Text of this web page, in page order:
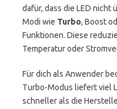
dafür, dass die LED nicht
Modi wie Turbo, Boost
Funktionen. Diese
Temperatur oder
Für dich als Anwender
Turbo-Modus liefert viel
schneller als die